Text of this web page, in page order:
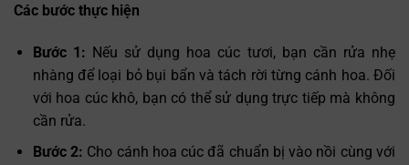
Các bước thực hiện
Bước 1: Nếu sử dụng hoa cúc tươi, bạn cần rửa nhẹ
nhàng để loại bỏ bụi bẩn và tách rời từng cánh hoa. Đối
với hoa cúc khô, bạn có thể sử dụng trực tiếp mà không
cần rửa.
Bước 2: Cho cánh hoa cúc đã chuẩn bị vào nồi cùng với